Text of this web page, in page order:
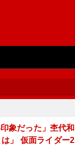
象だった」杢代和
」 仮面ライダー2